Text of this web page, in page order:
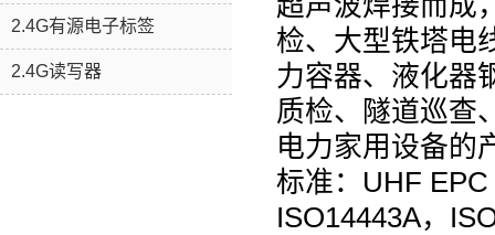
2.4G有源电子标签
2.4G读写器
检、大型铁塔电
力容器、液化器
质检、隧道巡查
电力家用设备的
标准：UHF
ISO14443A，